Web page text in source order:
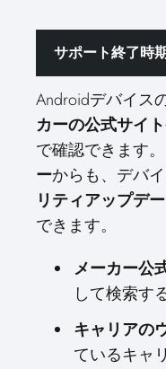
サポート終了時
Androidデバイス
カーの公式サイト
で確認できます
ーからも、デバ
リティアップデ
できます。
メーカー公
して検索する
キャリアの
ているキャ